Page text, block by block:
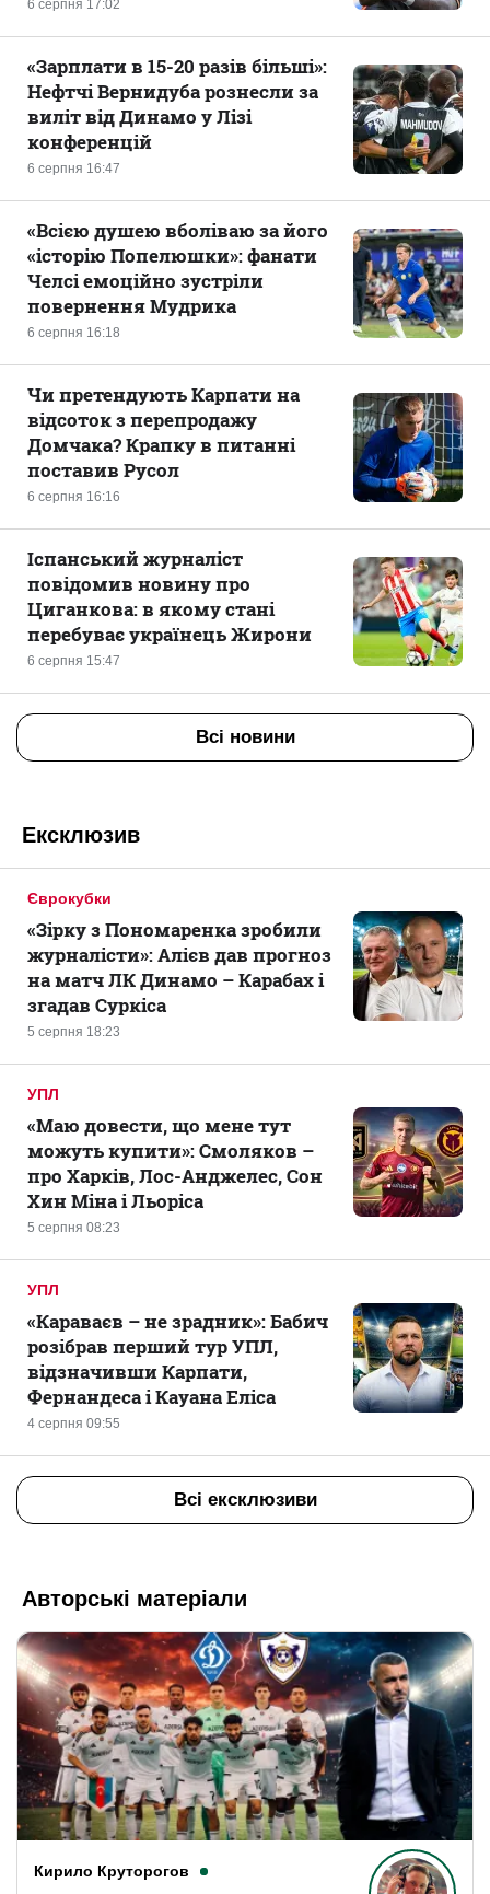
6 серпня 17:02
6 серпня 16:47
«Зарплати в 15-20 разів більші»:
Нефтчі Вернидуба рознесли за
виліт від Динамо у Лізі
конференцій
6 серпня 16:18
«Всією душею вболіваю за його
«історію Попелюшки»: фанати
Челсі емоційно зустріли
повернення Мудрика
6 серпня 16:16
Чи претендують Карпати на
відсоток з перепродажу
Домчака? Крапку в питанні
поставив Русол
6 серпня 15:47
Іспанський журналіст
повідомив новину про
Циганкова: в якому стані
перебуває українець Жирони
Всі новини
Ексклюзив
Єврокубки
5 серпня 18:23
«Зірку з Пономаренка зробили
журналісти»: Алієв дав прогноз
на матч ЛК Динамо – Карабах і
згадав Суркіса
УПЛ
5 серпня 08:23
«Маю довести, що мене тут
можуть купити»: Смоляков –
про Харків, Лос-Анджелес, Сон
Хин Міна і Льоріса
УПЛ
4 серпня 09:55
«Караваєв – не зрадник»: Бабич
розібрав перший тур УПЛ,
відзначивши Карпати,
Фернандеса і Кауана Еліса
Всі ексклюзиви
Авторські матеріали
Кирило Круторогов